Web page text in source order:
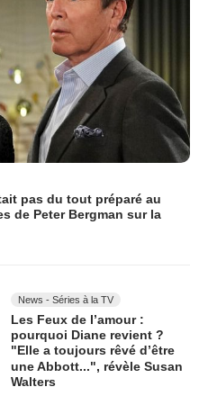
pas du tout préparé au
de Peter Bergman sur la
News - Séries à la TV
Les Feux de l’amour :
pourquoi Diane revient ?
"Elle a toujours rêvé d’être
une Abbott...", révèle Susan
Walters